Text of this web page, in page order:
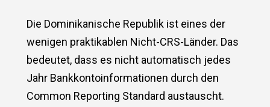
Die Dominikanische Republik ist eines der
wenigen praktikablen Nicht-CRS-Länder. Das
bedeutet, dass es nicht automatisch jedes
Jahr Bankkontoinformationen durch den
Common Reporting Standard austauscht.